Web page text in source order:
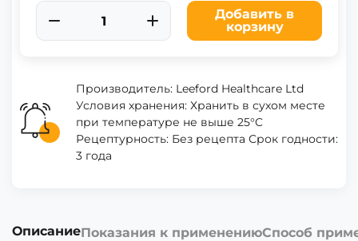
Добавить в
корзину
Производитель: Leeford Healthcare Ltd
Условия хранения: Хранить в сухом месте
при температуре не выше 25°C
Рецептурность: Без рецепта Срок годности:
3 года
ОписаниеПоказания к применениюСпособ